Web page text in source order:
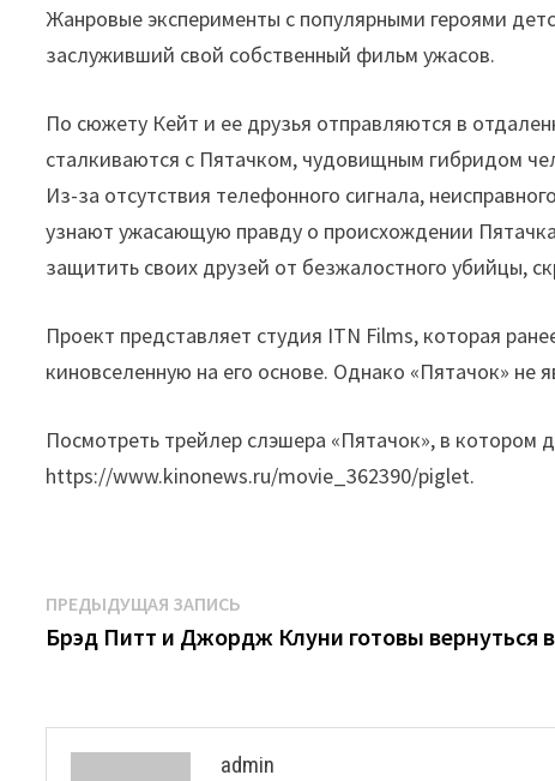
Жанровые эксперименты с популярными героями
заслуживший свой собственный фильм ужасов.
По сюжету Кейт и ее друзья отправляются в
сталкиваются с Пятачком, чудовищным гибридом
Из-за отсутствия телефонного сигнала,
узнают ужасающую правду о происхождении
защитить своих друзей от безжалостного убийцы,
Проект представляет студия ITN Films, которая
киновселенную на его основе. Однако «Пятачок» не
Посмотреть трейлер слэшера «Пятачок», в котором
https://www.kinonews.ru/movie_362390/piglet.
Навигация
по
ПРЕДЫДУЩАЯ ЗАПИСЬ
запись:
Брэд Питт и Джордж Клуни готовы вернуться
admin